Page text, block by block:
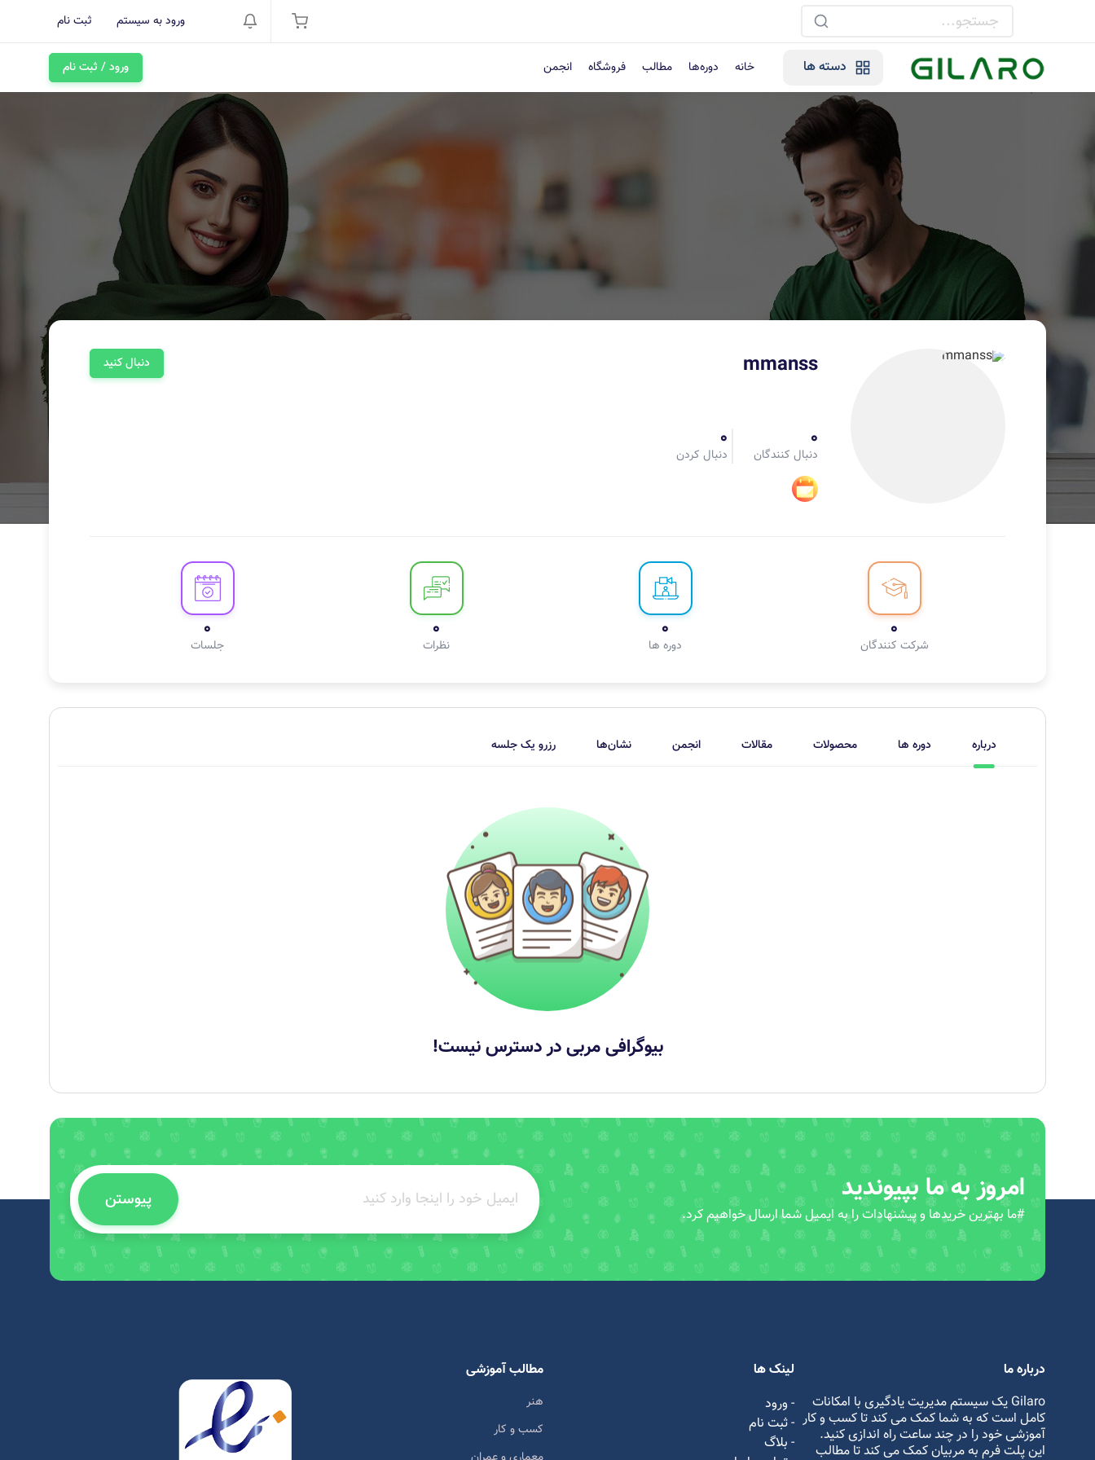
ورود به سیستم ثبت نام
دسته ها خانه دوره‌ها مطالب فروشگاه انجمن ورود / ثبت نام
mmanss
0
دنبال کنندگان
0
دنبال کردن
دنبال کنید
0
شرکت کنندگان
0
دوره ها
0
نظرات
0
جلسات
درباره دوره ها محصولات مقالات انجمن نشان‌ها رزرو یک جلسه
بیوگرافی مربی در دسترس نیست!
امروز به ما بپیوندید
#ما بهترین خریدها و پیشنهادات را به ایمیل شما ارسال خواهیم کرد.
پیوستن
درباره ما
Gilaro یک سیستم مدیریت یادگیری با امکانات
کامل است که به شما کمک می کند تا کسب و کار
آموزشی خود را در چند ساعت راه اندازی کنید.
این پلت فرم به مربیان کمک می کند تا مطالب
لینک ها
- ورود
- ثبت نام
- بلاگ
مطالب آموزشی
هنر
کسب و کار